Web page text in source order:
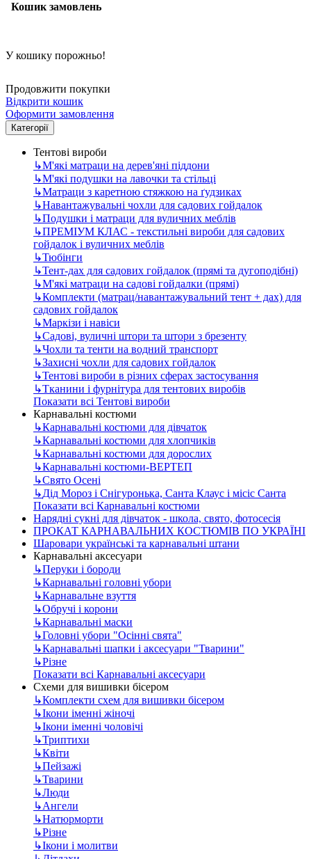
Кошик замовлень
У кошику порожньо!
Продовжити покупки
Відкрити кошик
Оформити замовлення
Категорії
Тентові вироби
↳М'які матраци на дерев'яні піддони
↳М'які подушки на лавочки та стільці
↳Матраци з каретною стяжкою на ґудзиках
↳Навантажувальні чохли для садових гойдалок
↳Подушки і матраци для вуличних меблів
↳ПРЕМІУМ КЛАС - текстильні вироби для садових
гойдалок і вуличних меблів
↳Тюбінги
↳Тент-дах для садових гойдалок (прямі та дугоподібні)
↳М'які матраци на садові гойдалки (прямі)
↳Комплекти (матрац/навантажувальний тент + дах) для
садових гойдалок
↳Маркізи і навіси
↳Садові, вуличні штори та штори з брезенту
↳Чохли та тенти на водний транспорт
↳Захисні чохли для садових гойдалок
↳Тентові вироби в різних сферах застосування
↳Тканини і фурнітура для тентових виробів
Показати всі Тентові вироби
Карнавальні костюми
↳Карнавальні костюми для дівчаток
↳Карнавальні костюми для хлопчиків
↳Карнавальні костюми для дорослих
↳Карнавальні костюми-ВЕРТЕП
↳Свято Осені
↳Дід Мороз і Снігуронька, Санта Клаус і місіс Санта
Показати всі Карнавальні костюми
Нарядні сукні для дівчаток - школа, свято, фотосесія
ПРОКАТ КАРНАВАЛЬНИХ КОСТЮМІВ ПО УКРАЇНІ
Шаровари українські та карнавальні штани
Карнавальні аксесуари
↳Перуки і бороди
↳Карнавальні головні убори
↳Карнавальне взуття
↳Обручі і корони
↳Карнавальні маски
↳Головні убори "Осінні свята"
↳Карнавальні шапки і аксесуари "Тварини"
↳Різне
Показати всі Карнавальні аксесуари
Схеми для вишивки бісером
↳Комплекти схем для вишивки бісером
↳Ікони іменні жіночі
↳Ікони іменні чоловічі
↳Триптихи
↳Квіти
↳Пейзажі
↳Тварини
↳Люди
↳Ангели
↳Натюрморти
↳Різне
↳Ікони і молитви